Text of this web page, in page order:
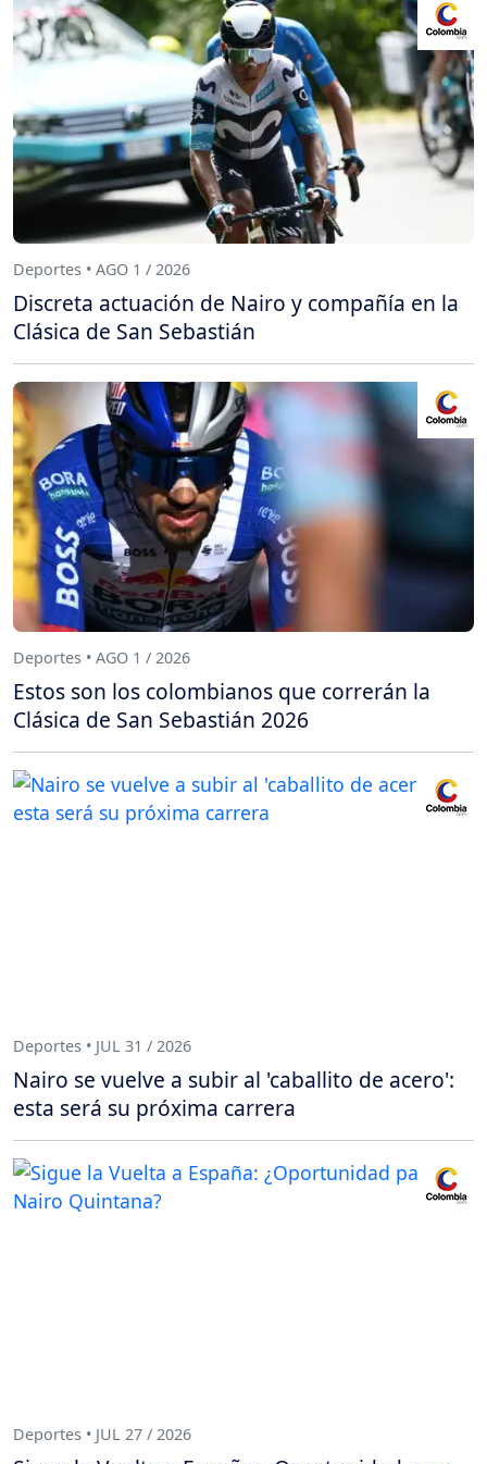
Deportes • AGO 1 / 2026
Discreta actuación de Nairo y compañía en la
Clásica de San Sebastián
Deportes • AGO 1 / 2026
Estos son los colombianos que correrán la
Clásica de San Sebastián 2026
Deportes • JUL 31 / 2026
Nairo se vuelve a subir al 'caballito de acero':
esta será su próxima carrera
Deportes • JUL 27 / 2026